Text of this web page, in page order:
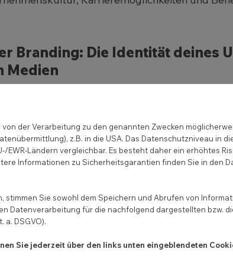
Branding: Die Identität deines
Medien
spielt eine wichtige Rolle bei der
Präsenz in den sozialen Medien kannst
von Mitarbeitern, zeige positive Erfahrungen
. Durch konsistentes Branding auf
aufbauen und das Interesse
Experience und der
der Verarbeitung zu den genannten Zwecken
z.B. in die USA. Das Datenschutzniveau in
EWR-Ländern vergleichbar. Es besteht daher ein erhöhtes
Informationen zu Sicherheitsgarantien finden Sie in den
stimmen Sie sowohl dem Speichern und Abrufen von
Datenverarbeitung für die nachfolgend dargestellten bzw.
a. DSGVO).
Sie jederzeit über den links unten eingeblendeten